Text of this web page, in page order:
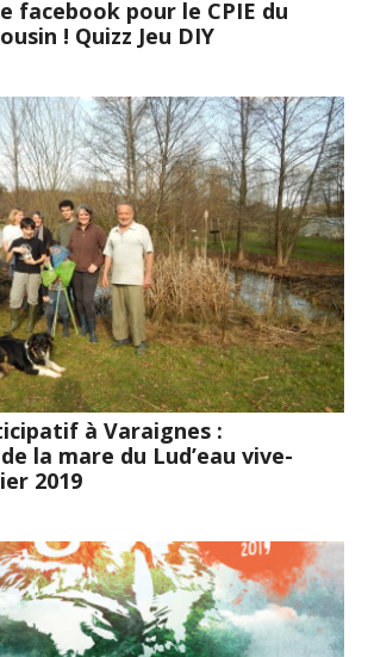
facebook pour le CPIE du
! Quizz Jeu DIY
à Varaignes :
la mare du Lud’eau vive-
2019